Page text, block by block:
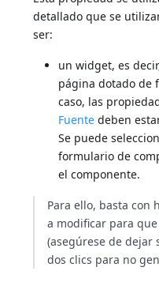
detallado que se
ser:
un widget, es
página dotado de
caso, las
Fuente deben
Se puede
formulario de
el componente.
Para ello, basta con
a modificar para
(asegúrese de dejar
dos clics para no